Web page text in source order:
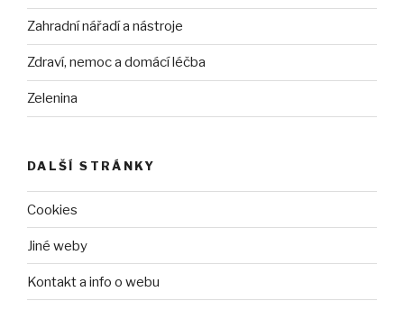
Zahradní nářadí a nástroje
Zdraví, nemoc a domácí léčba
Zelenina
DALŠÍ STRÁNKY
Cookies
Jiné weby
Kontakt a info o webu